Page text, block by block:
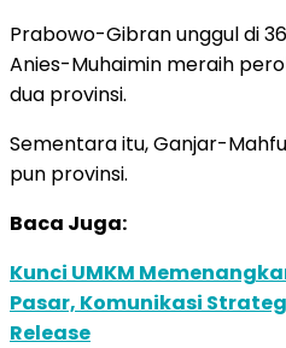
Prabowo-Gibran unggul di
Anies-Muhaimin meraih
dua provinsi.
Sementara itu, Ganjar-
pun provinsi.
Baca Juga:
Kunci UMKM
Pasar, Komunikasi
Release